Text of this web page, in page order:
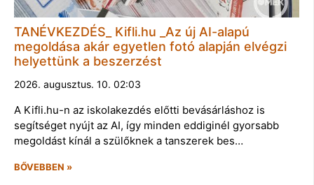
TANÉVKEZDÉS_ Kifli.hu _Az új AI-alapú
megoldása akár egyetlen fotó alapján elvégzi
helyettünk a beszerzést
2026. augusztus. 10. 02:03
A Kifli.hu-n az iskolakezdés előtti bevásárláshoz is
segítséget nyújt az AI, így minden eddiginél gyorsabb
megoldást kínál a szülőknek a tanszerek bes…
BŐVEBBEN »